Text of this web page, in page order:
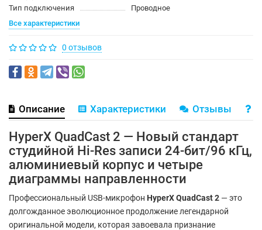
Тип подключения
Проводное
Все характеристики
0 отзывов
Описание Характеристики Отзывы
HyperX QuadCast 2 — Новый стандарт
студийной Hi-Res записи 24-бит/96 кГц,
алюминиевый корпус и четыре
диаграммы направленности
Профессиональный USB-микрофон HyperX QuadCast 2 — это
долгожданное эволюционное продолжение легендарной
оригинальной модели, которая завоевала признание